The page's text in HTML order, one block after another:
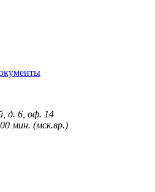
д. 6, оф. 14
мин. (мск.вр.)